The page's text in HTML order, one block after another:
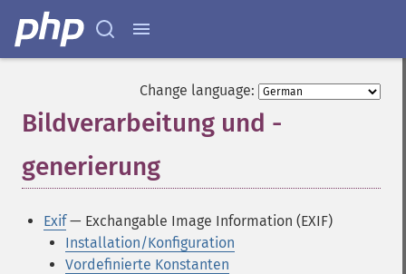
Change language:
Bildverarbeitung und -
generierung
Exif— Exchangable Image Information (EXIF)
Installation/Konfiguration
Vordefinierte Konstanten